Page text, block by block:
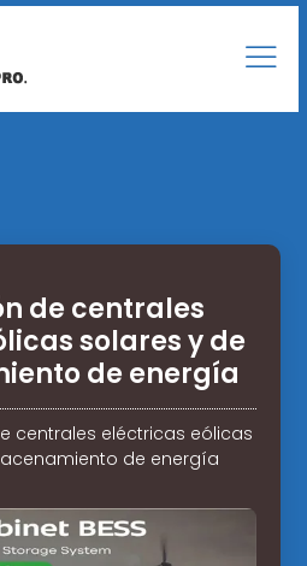
de centrales
solares y de
de energía
centrales eléctricas eólicas
de energía